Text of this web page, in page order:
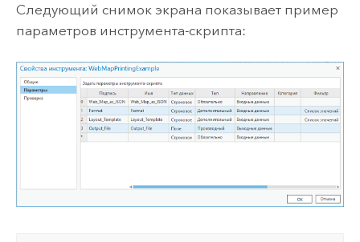
Следующий снимок экрана показывает пример
параметров инструмента-скрипта: